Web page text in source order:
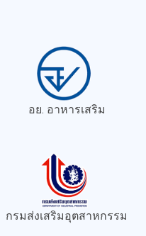
อย. อาหารเสริม
กรมส่งเสริมอุตสาหกรรม